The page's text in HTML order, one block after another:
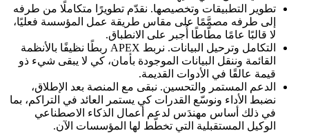
تطوير التطبيقات وتخصيصها. نقدّم تطويرًا متكاملًا من طرفه
إلى طرفه مصمَّمًا على مقاس طريقة عمل المؤسسة فعليًا،
لا قالبًا عامًا مطّاطًا أُجبر على الانطباق.
التكامل وترحيل البيانات. نربط APEX ربطًا نظيفًا بالأنظمة
القائمة وننقل البيانات الموجودة بأمان، كي لا يبقى شيء ذو
قيمة عالقًا في الأدوات القديمة.
الدعم المستمر والتحسين. نبقى مع المنصة بعد الإطلاق،
نضبط الأداء ونوسّع القدرات كي يستمر العائد في التراكم، بما
في ذلك أساس مهندَس لدعم أعمال الذكاء الاصطناعي
الوكيل المستقبلية التي تخطّط لها المؤسسات الآن.